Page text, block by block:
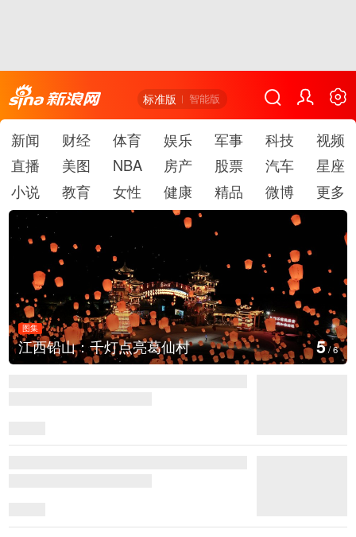
标准版 智能版
新闻 财经 体育 娱乐 军事 科技
视频
直播
美图 NBA 房产 股票 汽车
星座
小说
教育 女性 健康 精品 微博 更多
图集
上海：七彩稻田画迎最佳观赏期 6/6